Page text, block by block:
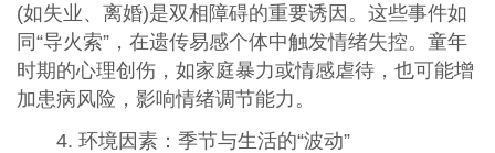
(如失业、离婚)是双相障碍的重要诱因。这些事件如
同“导火索”，在遗传易感个体中触发情绪失控。童年
时期的心理创伤，如家庭暴力或情感虐待，也可能增
加患病风险，影响情绪调节能力。
4. 环境因素：季节与生活的“波动”